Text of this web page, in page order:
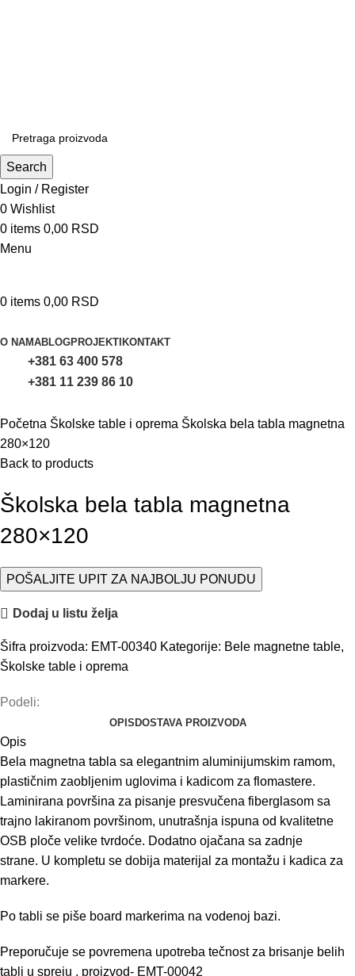
Search
Login / Register
0 Wishlist
0 items 0,00 RSD
Menu
0 items 0,00 RSD
O NAMABLOGPROJEKTIKONTAKT
+381 63 400 578
+381 11 239 86 10
Početna Školske table i oprema Školska bela tabla magnetna
280×120
Back to products
Školska bela tabla magnetna
280×120
POŠALJITE UPIT ZA NAJBOLJU PONUDU
Dodaj u listu želja
Šifra proizvoda: EMT-00340 Kategorije: Bele magnetne table,
Školske table i oprema
Podeli:
OPISDOSTAVA PROIZVODA
Opis
Bela magnetna tabla sa elegantnim aluminijumskim ramom,
plastičnim zaobljenim uglovima i kadicom za flomastere.
Laminirana površina za pisanje presvučena fiberglasom sa
trajno lakiranom površinom, unutrašnja ispuna od kvalitetne
OSB ploče velike tvrdoće. Dodatno ojačana sa zadnje
strane. U kompletu se dobija materijal za montažu i kadica za
markere.
Po tabli se piše board markerima na vodenoj bazi.
Preporučuje se povremena upotreba tečnost za brisanje belih
tabli u spreju , proizvod- EMT-00042